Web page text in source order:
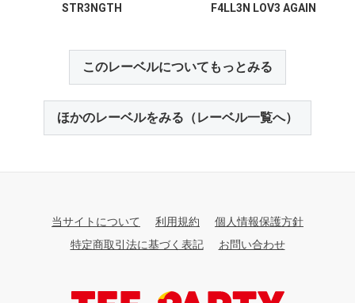
STR3NGTH F4LL3N LOV3 AGAIN
このレーベルについてもっとみる
ほかのレーベルをみる（レーベル一覧へ）
当サイトについて 利用規約
個人情報保護方針
特定商取引法に基づく表記
お問い合わせ